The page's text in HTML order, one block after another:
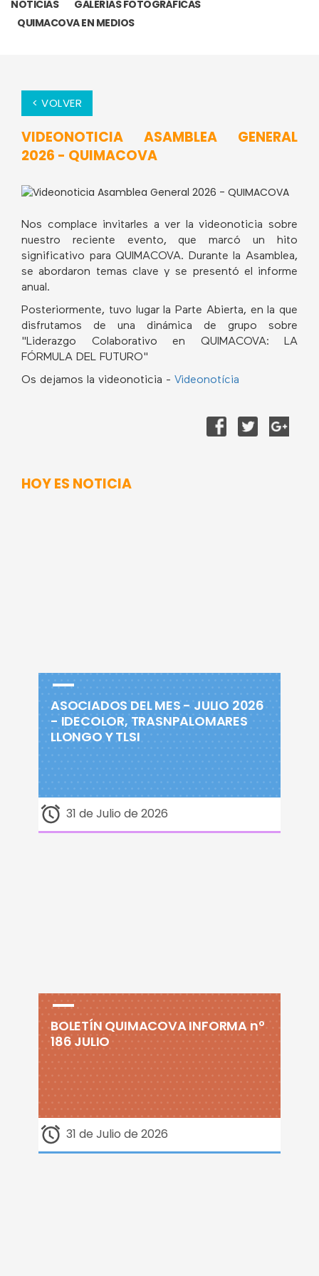
NOTICIAS
GALERÍAS FOTOGRÁFICAS
QUIMACOVA EN MEDIOS
< VOLVER
VIDEONOTICIA ASAMBLEA GENERAL
2026 - QUIMACOVA
Nos complace invitarles a ver la videonoticia sobre
nuestro reciente evento, que marcó un hito
significativo para QUIMACOVA. Durante la Asamblea,
se abordaron temas clave y se presentó el informe
anual.
Posteriormente, tuvo lugar la Parte Abierta, en la que
disfrutamos de una dinámica de grupo sobre
"Liderazgo Colaborativo en QUIMACOVA: LA
FÓRMULA DEL FUTURO"
Os dejamos la videonoticia - Videonotícia
HOY ES NOTICIA
ASOCIADOS DEL MES - JULIO 2026
- IDECOLOR, TRASNPALOMARES
LLONGO Y TLSI
31 de Julio de 2026
BOLETÍN QUIMACOVA INFORMA nº
186 JULIO
31 de Julio de 2026